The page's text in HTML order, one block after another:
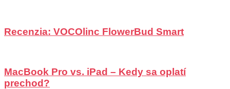
Recenzia: VOCOlinc FlowerBud Smart
MacBook Pro vs. iPad – Kedy sa oplatí
prechod?